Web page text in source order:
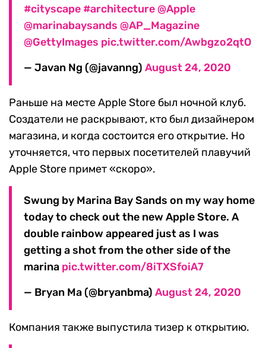
#cityscape#architecture @Apple
@marinabaysands @AP_Magazine
@GettyImages pic.twitter.com/Awbgzo2qtO
— Javan Ng (@javanng) August 24, 2020
Раньше на месте Apple Store был ночной клуб.
Создатели не раскрывают, кто был дизайнером
магазина, и когда состоится его открытие. Но
уточняется, что первых посетителей плавучий
Apple Store примет «скоро».
Swung by Marina Bay Sands on my way home
today to check out the new Apple Store. A
double rainbow appeared just as I was
getting a shot from the other side of the
marina pic.twitter.com/8iTXSfoiA7
— Bryan Ma (@bryanbma) August 24, 2020
Компания также выпустила тизер к открытию.